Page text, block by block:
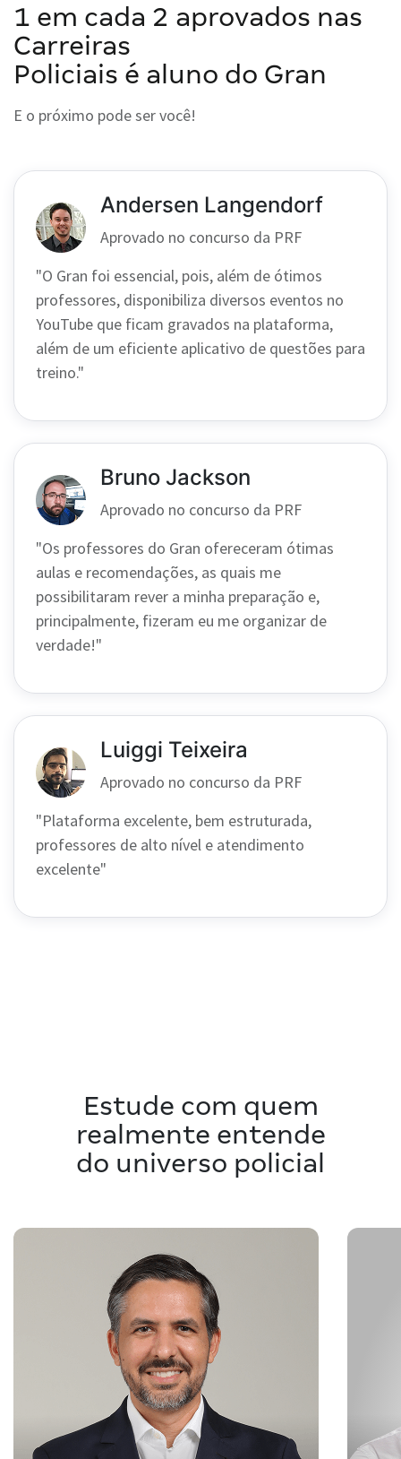
1 em cada 2 aprovados nas
Carreiras
Policiais é aluno do Gran
E o próximo pode ser você!
Andersen Langendorf
Aprovado no concurso da PRF
"O Gran foi essencial, pois, além de ótimos
professores, disponibiliza diversos eventos no
YouTube que ficam gravados na plataforma,
além de um eficiente aplicativo de questões para
treino."
Bruno Jackson
Aprovado no concurso da PRF
"Os professores do Gran ofereceram ótimas
aulas e recomendações, as quais me
possibilitaram rever a minha preparação e,
principalmente, fizeram eu me organizar de
verdade!"
Luiggi Teixeira
Aprovado no concurso da PRF
"Plataforma excelente, bem estruturada,
professores de alto nível e atendimento
excelente"
Estude com quem
realmente entende
do universo policial